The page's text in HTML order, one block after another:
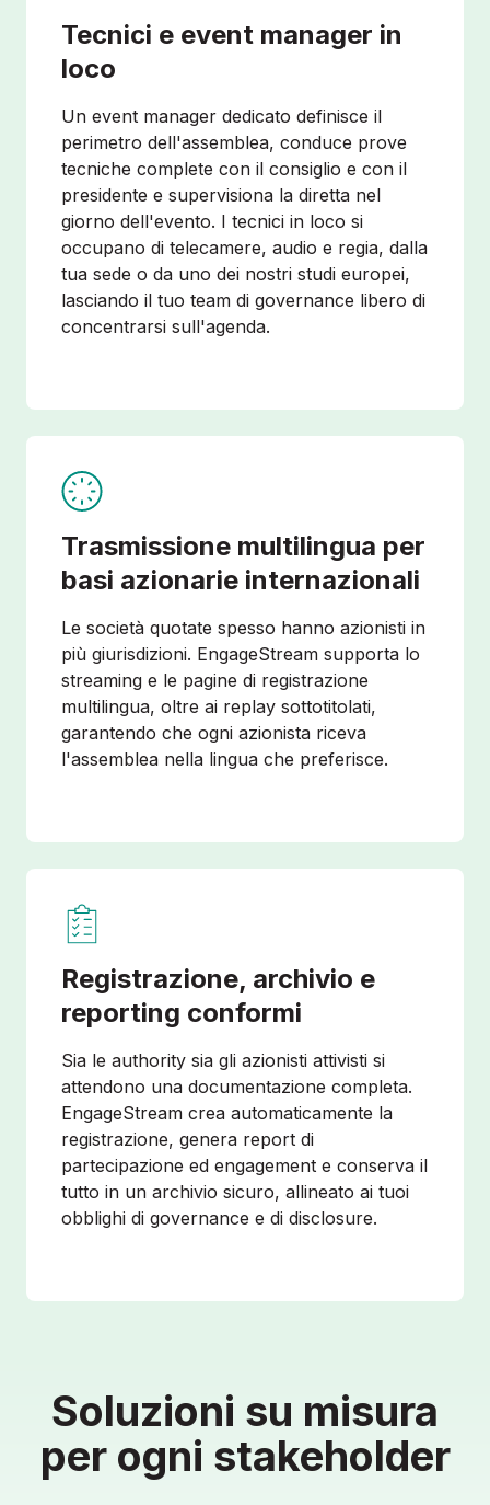
Tecnici e event manager in
loco
Un event manager dedicato definisce il
perimetro dell'assemblea, conduce prove
tecniche complete con il consiglio e con il
presidente e supervisiona la diretta nel
giorno dell'evento. I tecnici in loco si
occupano di telecamere, audio e regia, dalla
tua sede o da uno dei nostri studi europei,
lasciando il tuo team di governance libero di
concentrarsi sull'agenda.
Trasmissione multilingua per
basi azionarie internazionali
Le società quotate spesso hanno azionisti in
più giurisdizioni. EngageStream supporta lo
streaming e le pagine di registrazione
multilingua, oltre ai replay sottotitolati,
garantendo che ogni azionista riceva
l'assemblea nella lingua che preferisce.
Registrazione, archivio e
reporting conformi
Sia le authority sia gli azionisti attivisti si
attendono una documentazione completa.
EngageStream crea automaticamente la
registrazione, genera report di
partecipazione ed engagement e conserva il
tutto in un archivio sicuro, allineato ai tuoi
obblighi di governance e di disclosure.
Soluzioni su misura
per ogni stakeholder